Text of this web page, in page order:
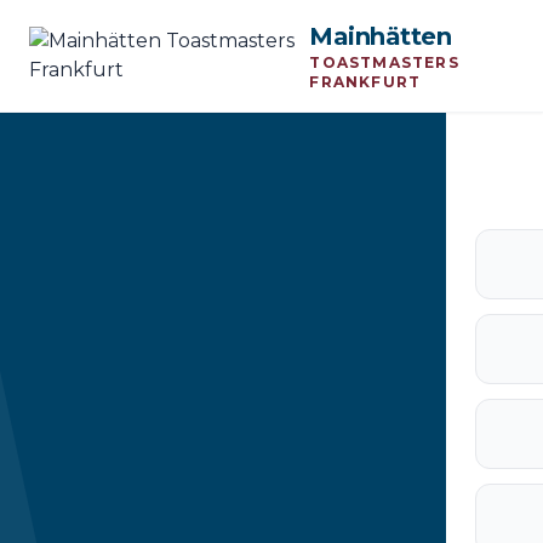
Mainhätten
TOASTMASTERS
FRANKFURT